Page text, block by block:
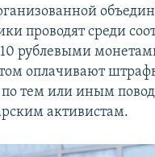
проводят среди
10 рублевыми
оплачивают
тем или иным
активистам.